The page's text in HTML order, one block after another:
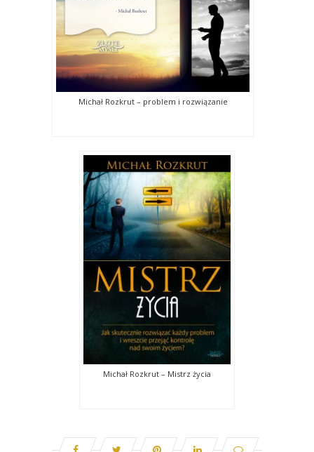
Michał Rozkrut – problem i rozwiązanie
Michał Rozkrut – Mistrz życia